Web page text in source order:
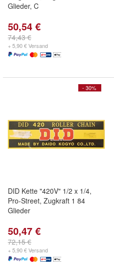
Glieder, C
50,54 €
74,43 €
+ 5,90 € Versand
- 30%
DID Kette "420V" 1/2 x 1/4,
Pro-Street, Zugkraft 1 84
Glieder
50,47 €
72,15 €
+ 5,90 € Versand